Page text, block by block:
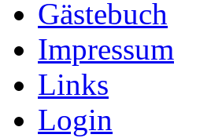
Gästebuch
Impressum
Links
Login